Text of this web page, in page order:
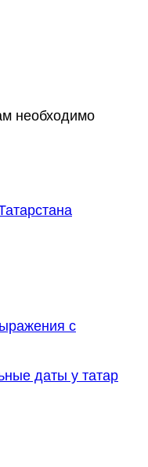
необходимо
с
даты у татар